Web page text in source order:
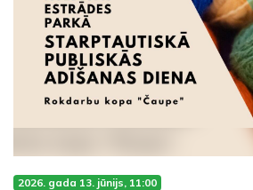
2026. gada 13. jūnijs, 11:00